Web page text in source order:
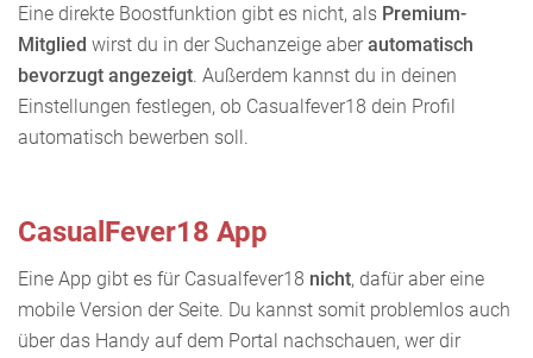
Eine direkte Boostfunktion gibt es nicht, als Premium-
Mitglied wirst du in der Suchanzeige aber automatisch
bevorzugt angezeigt. Außerdem kannst du in deinen
Einstellungen festlegen, ob Casualfever18 dein Profil
automatisch bewerben soll.
CasualFever18 App
Eine App gibt es für Casualfever18 nicht, dafür aber eine
mobile Version der Seite. Du kannst somit problemlos auch
über das Handy auf dem Portal nachschauen, wer dir